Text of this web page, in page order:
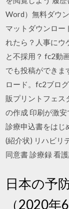
Word）無料ダウ
マットダウンロー
れたら？人事にウ
と不採用？ fc2動
でも投稿ができま
ロード。fc2ブロ
販プリントフェス
の作成 印刷が激安
診療申込書をはじ
(紹介状) リハビリ
同意書 診療録 看
日本の予
（2020